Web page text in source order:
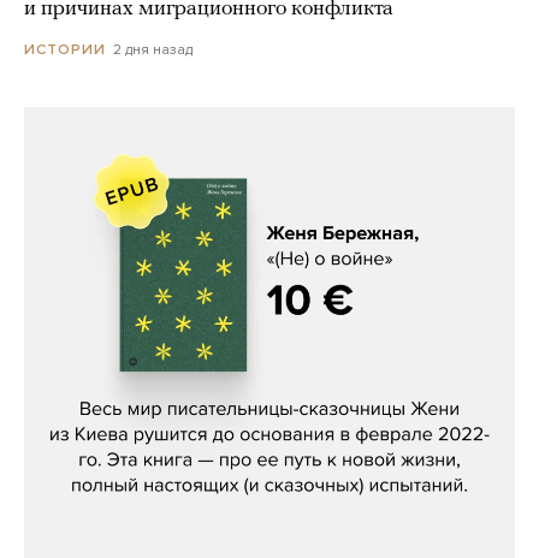
и причинах миграционного конфликта
ИСТОРИИ 2 дня назад
Женя Бережная, «(Не) о войне»